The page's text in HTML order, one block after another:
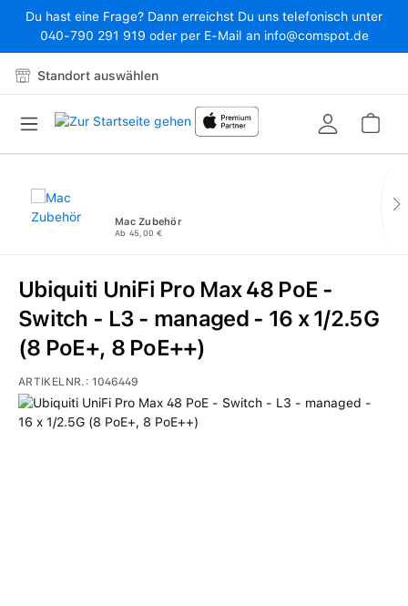
Zum Hauptinhalt springen
Du hast eine Frage? Dann erreichst Du uns telefonisch unter
040-790 291 919 oder per E-Mail an info@comspot.de
Standort auswählen
Mac Zubehör
Ab 45,00 €
Bildergalerie überspringen
Ubiquiti UniFi Pro Max 48 PoE -
Switch - L3 - managed - 16 x 1/2.5G
(8 PoE+, 8 PoE++)
ARTIKELNR.:1046449